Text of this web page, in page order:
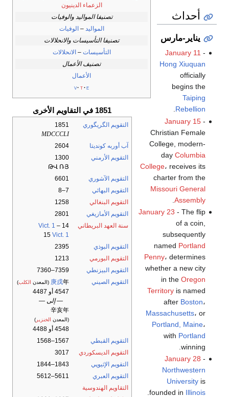
الزعماء الدينيون
تصنيفا المواليد والوفيات
المواليد –الوفيات
تصنيفا التأسيسات والانحلالات
التأسيسات –الانحلالات
تصنيف الأعمال
الأعمال
v t e
1851 في التقاويم الأخرى
التقويم الگريگوري
1851
MDCCCLI
آب أوربه كونديتا
2604
التقويم الأرمني
1300
ԹՎ ՌՅ
التقويم الآشوري
6601
التقويم البهائي
7–8
التقويم البنغالي
1258
التقويم الأمازيغي
2801
سنة العهد البريطاني
14
Vict. 1 –
15 Vict. 1
التقويم البوذي
2395
التقويم البورمي
1213
التقويم البيزنطي
7359–7360
التقويم الصيني
庚戌年 (المعدن الكلب)
4547 أو 4487
— إلى —
辛亥年
(المعدن الخنزير )
4548 أو 4488
التقويم القبطي
1567–1568
التقويم الديسكوردي
3017
التقويم الإثيوپي
1843–1844
التقويم العبري
5611–5612
التقاويم الهندوسية
أحداث
يناير-مارس
January 11 -
Hong Xiuquan
officially
begins the
Taiping
Rebellion
January 15-
Christian Female
College, modern-
day Columbia
College، receives its
charter from the
Missouri General
Assembly
January 23 - The flip
of a coin,
subsequently
named Portland
Penny، determines
whether a new city
in the Oregon
Territoryis named
after Boston،
Massachusetts، or
Portland, Maine،
with Portland
winning.
January 28 -
Northwestern
Universityis
founded in Illinois
.